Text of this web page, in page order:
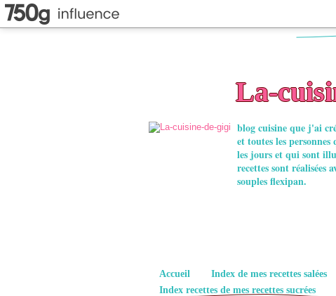
La-
blog cuisine que j'ai
et toutes les
les jours et qui sont
recettes sont réalisées
souples flexipan.
Pages
Accueil Index de mes recettes salées
Index recettes de mes recettes sucrées